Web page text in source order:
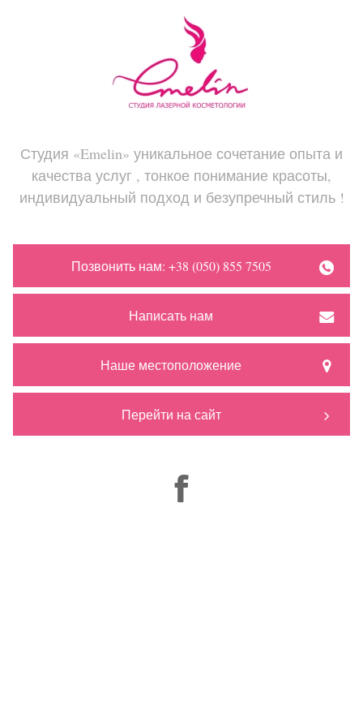
Студия «Emelin» уникальное сочетание опыта и
качества услуг , тонкое понимание красоты,
индивидуальный подход и безупречный стиль !
Позвонить нам: +38 (050) 855 7505
Написать нам
Наше местоположение
Перейти на сайт